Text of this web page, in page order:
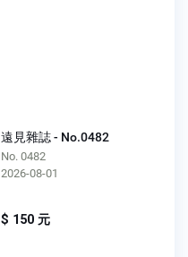
遠見雜誌 - No.0482
No. 0482
2026-08-01
$ 150 元